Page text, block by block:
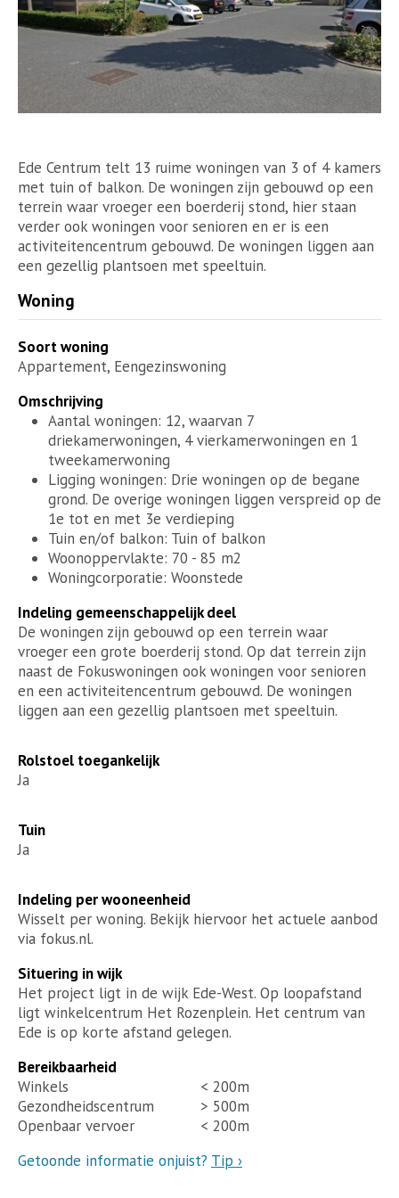
Ede Centrum telt 13 ruime woningen van 3 of 4 kamers
met tuin of balkon. De woningen zijn gebouwd op een
terrein waar vroeger een boerderij stond, hier staan
verder ook woningen voor senioren en er is een
activiteitencentrum gebouwd. De woningen liggen aan
een gezellig plantsoen met speeltuin.
Woning
Soort woning
Appartement, Eengezinswoning
Omschrijving
Aantal woningen: 12, waarvan 7
driekamerwoningen, 4 vierkamerwoningen en 1
tweekamerwoning
Ligging woningen: Drie woningen op de begane
grond. De overige woningen liggen verspreid op de
1e tot en met 3e verdieping
Tuin en/of balkon: Tuin of balkon
Woonoppervlakte: 70 - 85 m2
Woningcorporatie: Woonstede
Indeling gemeenschappelijk deel
De woningen zijn gebouwd op een terrein waar
vroeger een grote boerderij stond. Op dat terrein zijn
naast de Fokuswoningen ook woningen voor senioren
en een activiteitencentrum gebouwd. De woningen
liggen aan een gezellig plantsoen met speeltuin.
Rolstoel toegankelijk
Ja
Tuin
Ja
Indeling per wooneenheid
Wisselt per woning. Bekijk hiervoor het actuele aanbod
via fokus.nl.
Situering in wijk
Het project ligt in de wijk Ede-West. Op loopafstand
ligt winkelcentrum Het Rozenplein. Het centrum van
Ede is op korte afstand gelegen.
Bereikbaarheid
Winkels
< 200m
Gezondheidscentrum
> 500m
Openbaar vervoer
< 200m
Getoonde informatie onjuist? Tip ›